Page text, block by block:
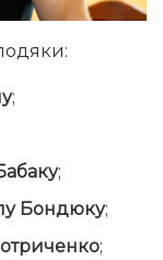
;
;
Бондюку;
;